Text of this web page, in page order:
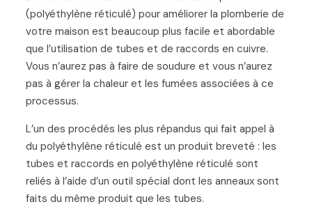
(polyéthylène réticulé) pour améliorer la plomberie de
votre maison est beaucoup plus facile et abordable
que l’utilisation de tubes et de raccords en cuivre.
Vous n’aurez pas à faire de soudure et vous n’aurez
pas à gérer la chaleur et les fumées associées à ce
processus.
L’un des procédés les plus répandus qui fait appel à
du polyéthylène réticulé est un produit breveté : les
tubes et raccords en polyéthylène réticulé sont
reliés à l’aide d’un outil spécial dont les anneaux sont
faits du même produit que les tubes.